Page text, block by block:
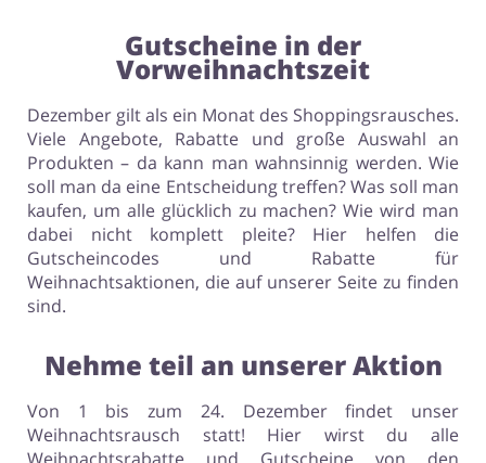
Gutscheine in der
Vorweihnachtszeit
Dezember gilt als ein Monat des Shoppingsrausches.
Viele Angebote, Rabatte und große Auswahl an
Produkten – da kann man wahnsinnig werden. Wie
soll man da eine Entscheidung treffen? Was soll man
kaufen, um alle glücklich zu machen? Wie wird man
dabei nicht komplett pleite? Hier helfen die
Gutscheincodes und Rabatte für
Weihnachtsaktionen, die auf unserer Seite zu finden
sind.
Nehme teil an unserer Aktion
Von 1 bis zum 24. Dezember findet unser
Weihnachtsrausch statt! Hier wirst du alle